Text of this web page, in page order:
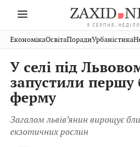
9 СЕРПНЯ, НЕДІЛЯ
Івано-
Франківськ
Тернопіль
Волинь
Закарпаття
Рівне
Чернівці
Шептицький
Стрий
Хмельницький
Кіно
ЕкономікаОсвітаПорадиУрбаністика
У селі під
запустили першу
ферму
Загалом львів’янин вирощує
екзотичних рослин